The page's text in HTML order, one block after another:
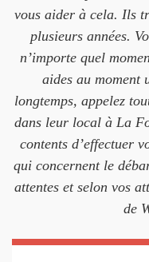
vous aider à cela. Ils
plusieurs années.
n’importe quel
aides au moment
longtemps, appelez
dans leur local à La
contents d’effectuer
qui concernent le
attentes et selon vos
de